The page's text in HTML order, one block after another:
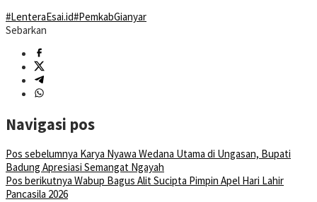
#LenteraEsai.id#PemkabGianyar
Sebarkan
Navigasi pos
Pos sebelumnya Karya Nyawa Wedana Utama di Ungasan, Bupati
Badung Apresiasi Semangat Ngayah
Pos berikutnya Wabup Bagus Alit Sucipta Pimpin Apel Hari Lahir
Pancasila 2026